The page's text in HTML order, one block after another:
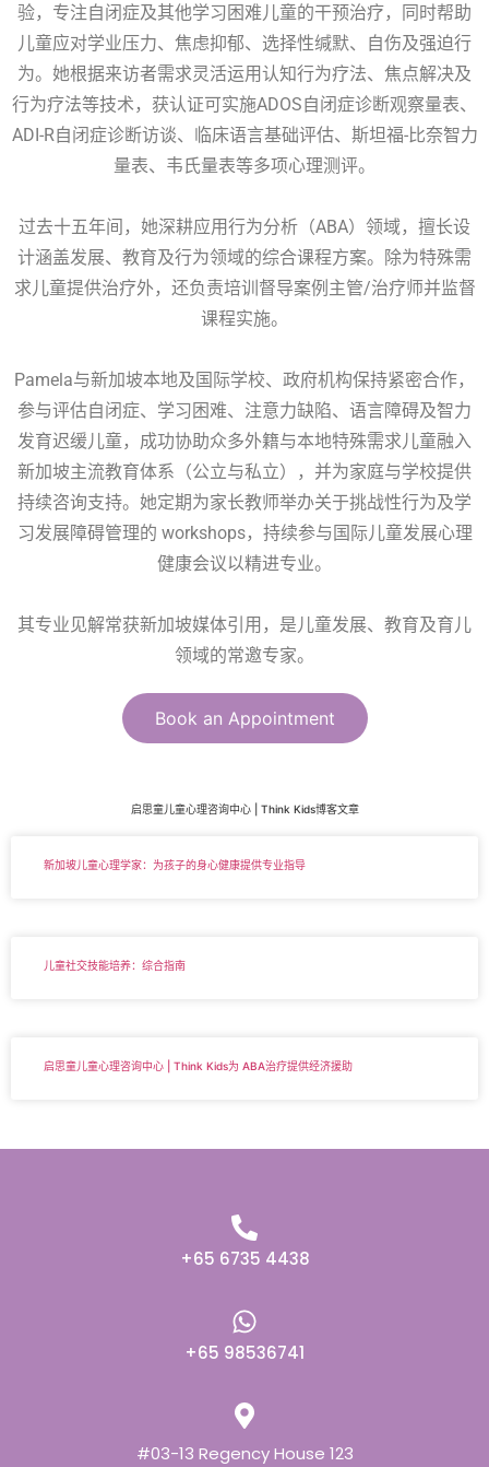
验，专注自闭症及其他学习困难儿童的干预治疗，同时帮助
儿童应对学业压力、焦虑抑郁、选择性缄默、自伤及强迫行
为。她根据来访者需求灵活运用认知行为疗法、焦点解决及
行为疗法等技术，获认证可实施ADOS自闭症诊断观察量表、
ADI-R自闭症诊断访谈、临床语言基础评估、斯坦福-比奈智力
量表、韦氏量表等多项心理测评。
过去十五年间，她深耕应用行为分析（ABA）领域，擅长设
计涵盖发展、教育及行为领域的综合课程方案。除为特殊需
求儿童提供治疗外，还负责培训督导案例主管/治疗师并监督
课程实施。
Pamela与新加坡本地及国际学校、政府机构保持紧密合作，
参与评估自闭症、学习困难、注意力缺陷、语言障碍及智力
发育迟缓儿童，成功协助众多外籍与本地特殊需求儿童融入
新加坡主流教育体系（公立与私立），并为家庭与学校提供
持续咨询支持。她定期为家长教师举办关于挑战性行为及学
习发展障碍管理的 workshops，持续参与国际儿童发展心理
健康会议以精进专业。
其专业见解常获新加坡媒体引用，是儿童发展、教育及育儿
领域的常邀专家。
Book an Appointment
启思童儿童心理咨询中心 | Think Kids博客文章
新加坡儿童心理学家：为孩子的身心健康提供专业指导
儿童社交技能培养：综合指南
启思童儿童心理咨询中心 | Think Kids为 ABA治疗提供经济援助
+65 6735 4438
+65 98536741
#03-13 Regency House 123